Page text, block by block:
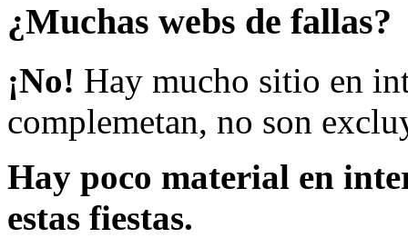
¿Muchas webs de fallas?
¡No! Hay mucho sitio en
complemetan, no son
Hay poco material en
estas fiestas.